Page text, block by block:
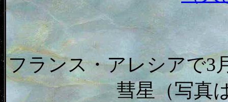
フランス・アレシアで3
彗星（写真